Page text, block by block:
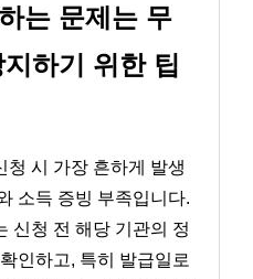
는 문제는 무
하기 위한 팁
청 시 가장 흔하게 발생
소득 증빙 부족입니다.
신청 전 해당 기관의 정
인하고, 특히 발급일로